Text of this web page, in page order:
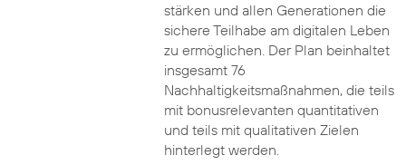
stärken und allen Generationen die
sichere Teilhabe am digitalen Leben
zu ermöglichen. Der Plan beinhaltet
insgesamt 76
Nachhaltigkeitsmaßnahmen, die teils
mit bonusrelevanten quantitativen
und teils mit qualitativen Zielen
hinterlegt werden.